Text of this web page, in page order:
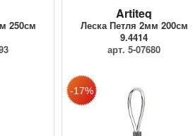
250см
Artiteq
Леска Петля 2мм 200см
9.4414
арт. 5-07680